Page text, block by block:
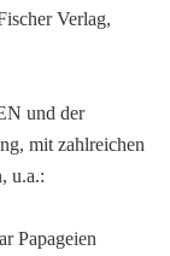
Verlag,
und der
mit zahlreichen
u.a.:
Papageien